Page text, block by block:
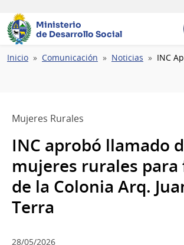
Ministerio
de Desarrollo Social
Ruta
Inicio Comunicación Noticias INC
Mujeres Rurales
INC aprobó llamado
mujeres rurales para
de la Colonia Arq.
Terra
28/05/2026